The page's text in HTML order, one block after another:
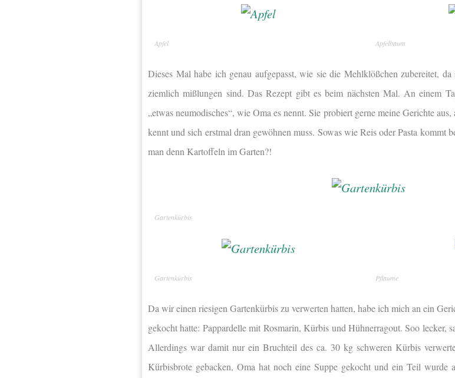
Apfel Apfelbaum
Dieses Mal habe ich genau aufgepasst, wie sie die Mehlklößchen zubereitet,
ziemlich mißlungen sind. Das Rezept gibt es beim nächsten Mal. An einem
„etwas neumodisches“, wie Oma es nennt. Sie probiert gerne meine Gerichte
kennt und sich erstmal dran gewöhnen muss. Sowas wie Reis oder Pasta kommt
man denn Kartoffeln im Garten?!
Gartenkürbis
Gartenkürbis Pflaume
Da wir einen riesigen Gartenkürbis zu verwerten hatten, habe ich mich an ein
gekocht hatte: Pappardelle mit Rosmarin, Kürbis und Hühnerragout. Soo lecker,
Allerdings war damit nur ein Bruchteil des ca. 30 kg schweren Kürbis
Kürbisbrote gebacken, Oma hat noch eine Suppe gekocht und ein Teil wurde